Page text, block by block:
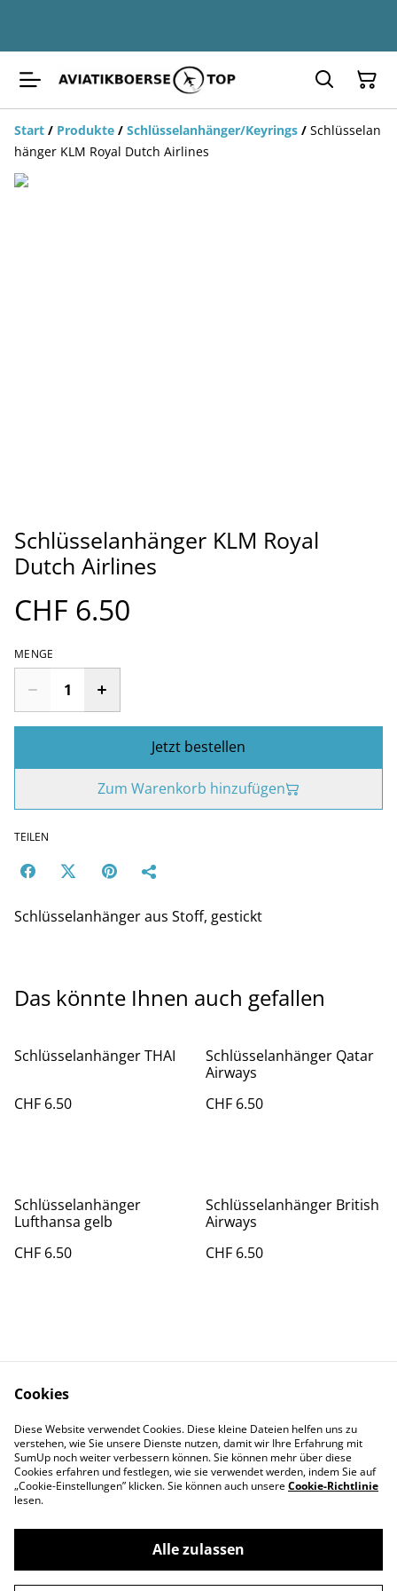
Start / Produkte / Schlüsselanhänger/Keyrings / Schlüsselan
hänger KLM Royal Dutch Airlines
Schlüsselanhänger KLM Royal
Dutch Airlines
CHF 6.50
MENGE
Jetzt bestellen
Zum Warenkorb hinzufügen
TEILEN
Schlüsselanhänger aus Stoff, gestickt
Das könnte Ihnen auch gefallen
Schlüsselanhänger THAI
CHF 6.50
Schlüsselanhänger Qatar
Airways
CHF 6.50
Schlüsselanhänger
Lufthansa gelb
CHF 6.50
Schlüsselanhänger British
Airways
CHF 6.50
Datenschutz
Cookie Policy
Impressum
©2026Aviatikboerse Top Shop
Cookies
Diese Website verwendet Cookies. Diese kleine Dateien helfen uns zu
verstehen, wie Sie unsere Dienste nutzen, damit wir Ihre Erfahrung mit
SumUp noch weiter verbessern können. Sie können mehr über diese
Cookies erfahren und festlegen, wie sie verwendet werden, indem Sie auf
„Cookie-Einstellungen” klicken. Sie können auch unsereCookie-Richtlinie
lesen.
Alle zulassen